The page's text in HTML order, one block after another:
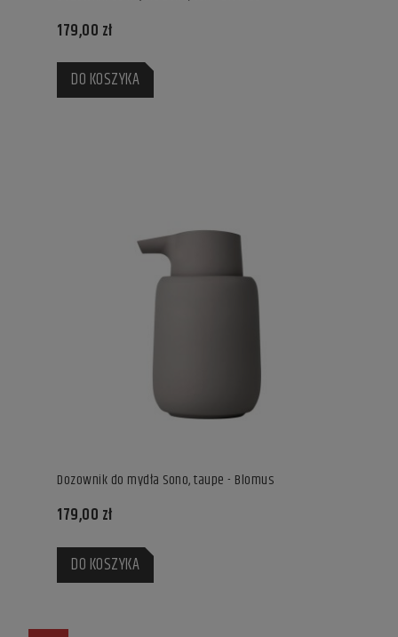
179,00 zł
DO KOSZYKA
Dozownik do mydła Sono, taupe - Blomus
179,00 zł
DO KOSZYKA